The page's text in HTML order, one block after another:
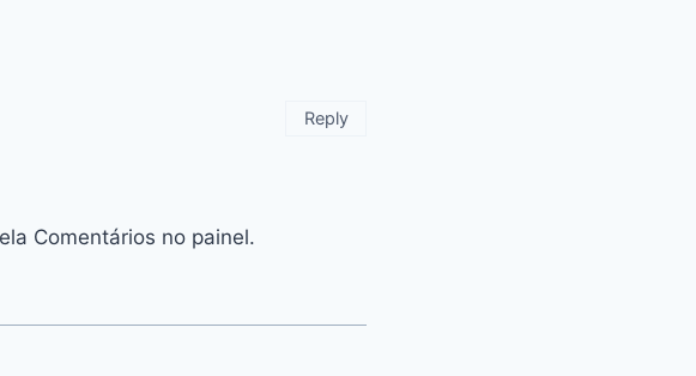
Comentários no painel.
Reply